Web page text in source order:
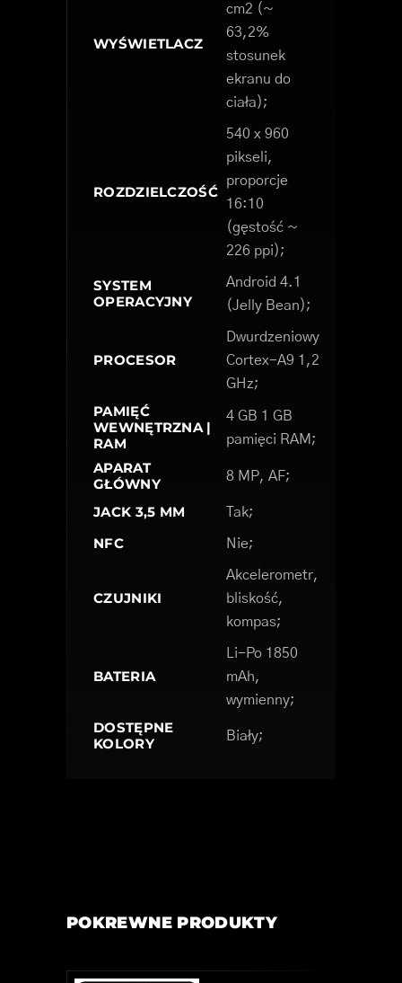
WYŚWIETLACZ
cm2 (~
63,2%
stosunek
ekranu do
ciała);
ROZDZIELCZOŚĆ
540 x 960
pikseli,
proporcje
16:10
(gęstość ~
226 ppi);
SYSTEM
OPERACYJNY
Android 4.1
(Jelly Bean);
PROCESOR
Dwurdzeniowy
Cortex-A9 1,2
GHz;
PAMIĘĆ
WEWNĘTRZNA |
RAM
4 GB 1 GB
pamięci RAM;
APARAT
GŁÓWNY
8 MP, AF;
JACK 3,5 MM Tak;
NFC Nie;
CZUJNIKI
Akcelerometr,
bliskość,
kompas;
BATERIA
Li-Po 1850
mAh,
wymienny;
DOSTĘPNE
KOLORY
Biały;
POKREWNE PRODUKTY